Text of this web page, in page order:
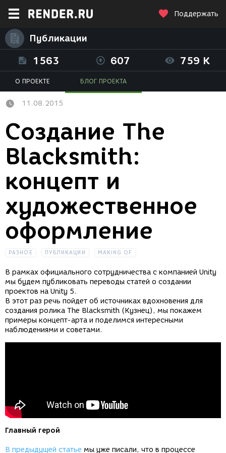
Поддержать
Публикации
1563 607 759 K
О ПРОЕКТЕ БЛОГ ПРОЕКТА
11.08.2015
Создание The
Blacksmith:
концепт и
художественное
оформление
РАЗНОЕ ПУБЛИКАЦИИ MAKING OF
В рамках официального сотрудничества с компанией Unity
мы будем публиковать переводы статей о создании
проектов на Unity 5.
В этот раз речь пойдет об источниках вдохновения для
создания ролика The Blacksmith (Кузнец), мы покажем
примеры концепт-арта и поделимся интересными
наблюдениями и советами.
Главный герой
В предыдущей статье мы уже писали, что в процессе